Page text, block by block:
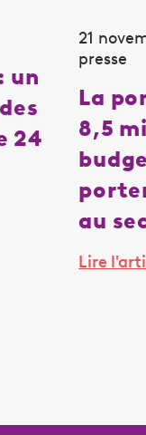
un
24
21
presse
La
8,5
au
Lire